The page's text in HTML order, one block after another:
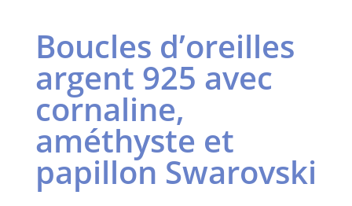
Boucles d’oreilles
argent 925 avec
cornaline,
améthyste et
papillon Swarovski